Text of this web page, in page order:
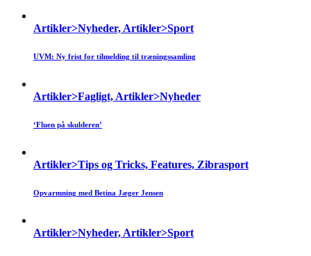
Artikler>Nyheder, Artikler>Sport
UVM: Ny frist for tilmelding til træningssamling
Artikler>Fagligt, Artikler>Nyheder
‘Fluen på skulderen’
Artikler>Tips og Tricks, Features, Zibrasport
Opvarmning med Betina Jæger Jensen
Artikler>Nyheder, Artikler>Sport